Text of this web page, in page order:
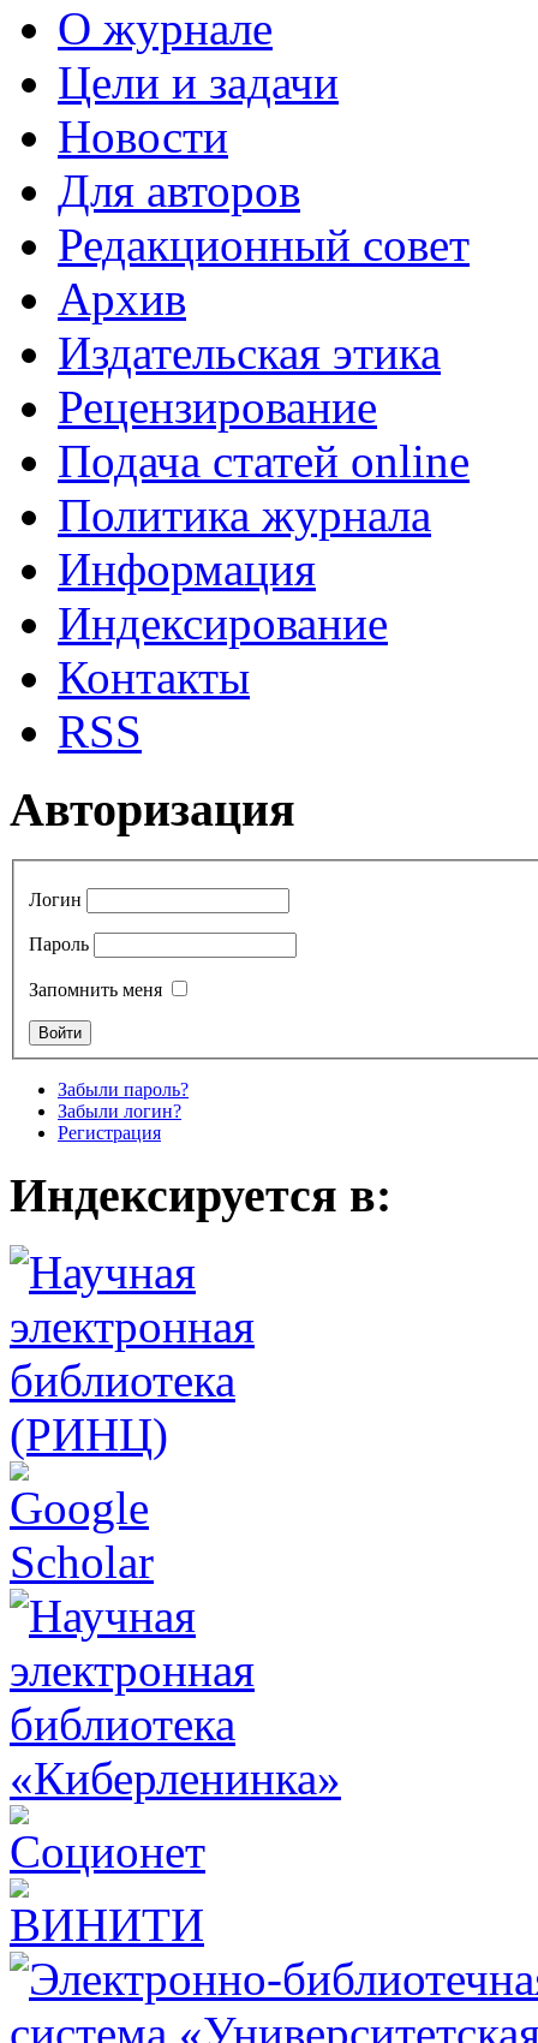
О журнале
Цели и задачи
Новости
Для авторов
Редакционный совет
Архив
Издательская этика
Рецензирование
Подача статей online
Политика журнала
Информация
Индексирование
Контакты
RSS
Авторизация
Логин
Пароль
Запомнить меня
Забыли пароль?
Забыли логин?
Регистрация
Индексируется в: